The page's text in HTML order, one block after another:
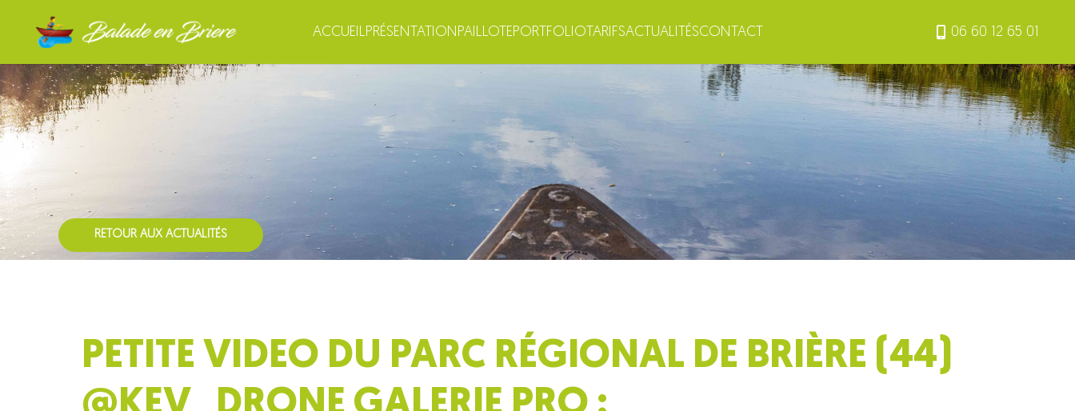
ACCUEILPRÉSENTATION PAILLOTEPORTFOLIO TARIFSACTUALITÉSCONTACT 06 60 12 65 01
RETOUR AUX ACTUALITÉS
PETITE VIDEO DU PARC RÉGIONAL DE BRIÈRE (44)